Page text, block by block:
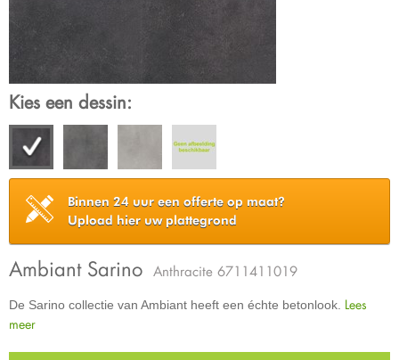
Kies een dessin:
Binnen 24 uur een offerte op maat?
Upload hier uw plattegrond
Ambiant Sarino Anthracite 6711411019
De Sarino collectie van Ambiant heeft een échte betonlook. Lees
meer